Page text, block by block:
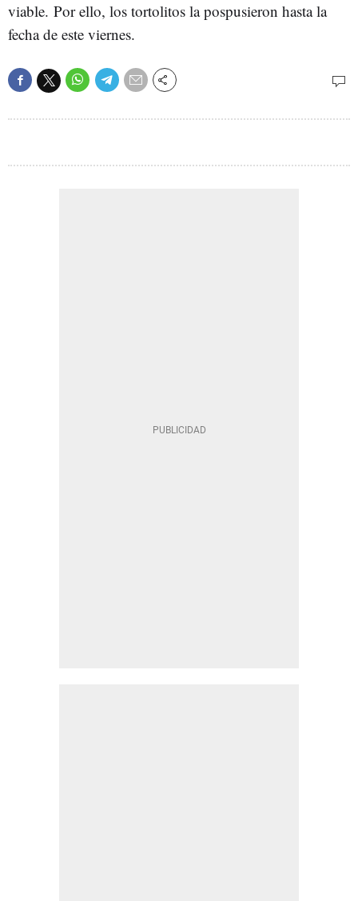
viable. Por ello, los tortolitos la pospusieron hasta la
fecha de este viernes.